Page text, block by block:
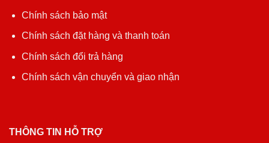
Chính sách bảo mật
Chính sách đặt hàng và thanh toán
Chính sách đổi trả hàng
Chính sách vận chuyển và giao nhận
THÔNG TIN HỖ TRỢ